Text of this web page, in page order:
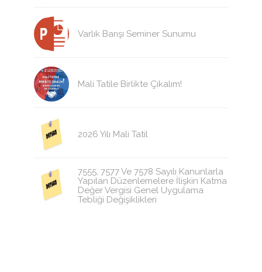
Varlık Barışı Seminer Sunumu
Mali Tatile Birlikte Çıkalım!
2026 Yılı Mali Tatil
7555, 7577 Ve 7578 Sayılı Kanunlarla
Yapılan Düzenlemelere İlişkin Katma
Değer Vergisi Genel Uygulama
Tebliği Değişiklikleri